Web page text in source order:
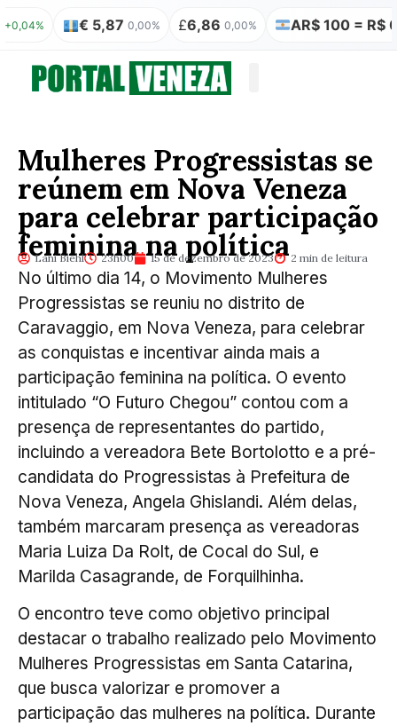
€ 5,87 0,00% £6,86 0,00% AR$ 100 = R$ 0,31
Mulheres Progressistas se
reúnem em Nova Veneza
para celebrar participação
feminina na política
Lani Biehl 23h00 15 de dezembro de 2023 2 min de leitura
No último dia 14, o Movimento Mulheres
Progressistas se reuniu no distrito de
Caravaggio, em Nova Veneza, para celebrar
as conquistas e incentivar ainda mais a
participação feminina na política. O evento
intitulado “O Futuro Chegou” contou com a
presença de representantes do partido,
incluindo a vereadora Bete Bortolotto e a pré-
candidata do Progressistas à Prefeitura de
Nova Veneza, Angela Ghislandi. Além delas,
também marcaram presença as vereadoras
Maria Luiza Da Rolt, de Cocal do Sul, e
Marilda Casagrande, de Forquilhinha.
O encontro teve como objetivo principal
destacar o trabalho realizado pelo Movimento
Mulheres Progressistas em Santa Catarina,
que busca valorizar e promover a
participação das mulheres na política. Durante